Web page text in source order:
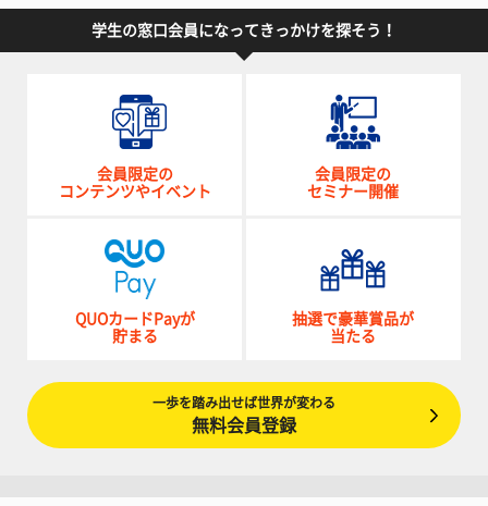
学生の窓口会員になってきっかけを探そう！
会員限定の
コンテンツやイベント
会員限定の
セミナー開催
QUOカードPayが
貯まる
抽選で豪華賞品が
当たる
一歩を踏み出せば世界が変わる
無料会員登録